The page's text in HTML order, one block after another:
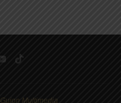
Guion Multimedia